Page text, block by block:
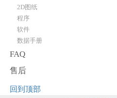
2D图纸
程序
软件
数据手册
FAQ
售后
回到顶部